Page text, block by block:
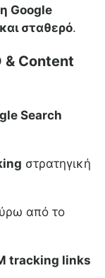
Google
σταθερό.
Content
Search
στρατηγική
από το
tracking links